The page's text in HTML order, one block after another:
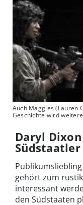
Auch Maggies (Lauren
Geschichte wird
Daryl
gehört zum
interessant
den Südstaaten